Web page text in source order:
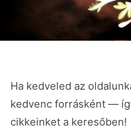
Ha kedveled az
kedvenc forrásként —
cikkeinket a keresőben!